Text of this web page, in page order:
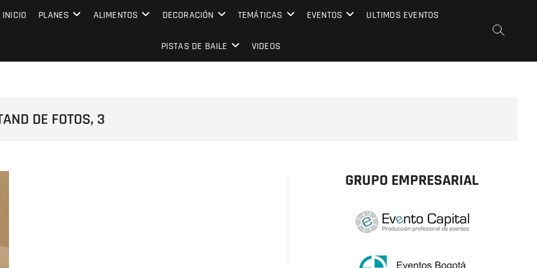
EVENTO CAPITAL
INICIO PLANES ALIMENTOS DECORACIÓN TEMÁTICAS EVENTOS ULTIMOS EVENTOS
PISTAS DE BAILE VIDEOS
DE FOTOS, 3
GRUPO EMPRESARIAL